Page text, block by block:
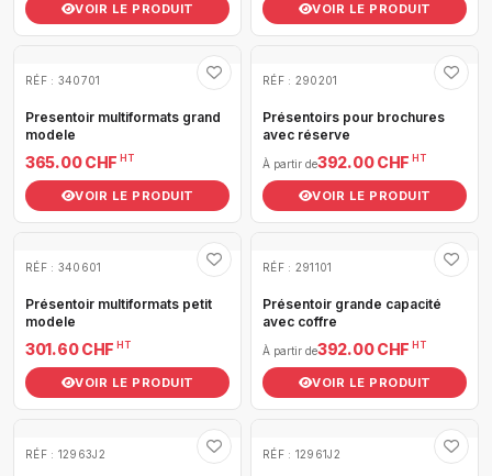
VOIR LE PRODUIT VOIR LE PRODUIT
RÉF : 340701
Presentoir multiformats grand
modele
365.00 CHF HT
VOIR LE PRODUIT
RÉF : 290201
Présentoirs pour brochures
avec réserve
À partir de392.00 CHF HT
VOIR LE PRODUIT
RÉF : 340601
Présentoir multiformats petit
modele
301.60 CHF HT
VOIR LE PRODUIT
RÉF : 291101
Présentoir grande capacité
avec coffre
À partir de392.00 CHF HT
VOIR LE PRODUIT
RÉF : 12963J2 RÉF : 12961J2